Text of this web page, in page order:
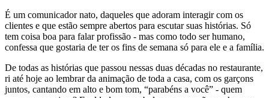
É um comunicador nato, daqueles que adoram interagir com os
clientes e que estão sempre abertos para escutar suas histórias. Só
tem coisa boa para falar profissão - mas como todo ser humano,
confessa que gostaria de ter os fins de semana só para ele e a família.
De todas as histórias que passou nessas duas décadas no restaurante,
ri até hoje ao lembrar da animação de toda a casa, com os garçons
juntos, cantando em alto e bom tom, “parabéns a você” - quem